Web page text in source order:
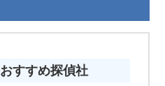
すすめ探偵社